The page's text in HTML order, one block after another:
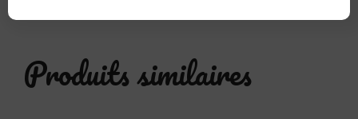
Produits similaires